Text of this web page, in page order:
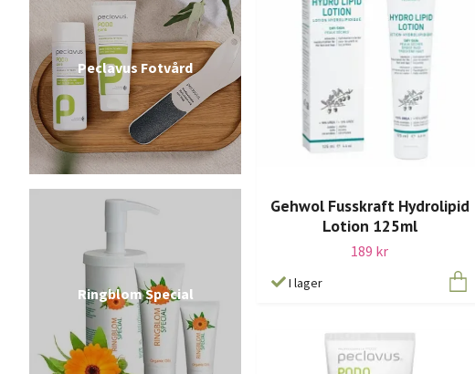
Peclavus Fotvård
Ringblom Special
Gehwol Fusskraft Hydrolipid
Lotion 125ml
189 kr
I lager